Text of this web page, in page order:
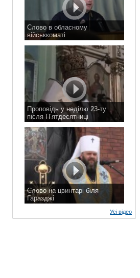
Слово в обласному
військкоматі
Проповідь у неділю 23-ту
після П’ятдесятниці
Слово на цвинтарі біля
Гаразджі
Усі відео